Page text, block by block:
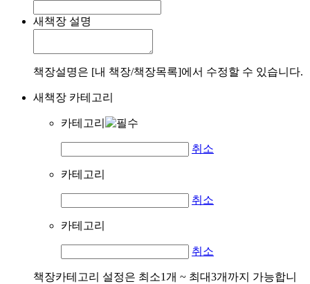
새책장 설명
책장설명은 [내 책장/책장목록]에서 수정할 수 있습니다.
새책장 카테고리
카테고리
취소
카테고리
취소
카테고리
취소
책장카테고리 설정은 최소1개 ~ 최대3개까지 가능합니